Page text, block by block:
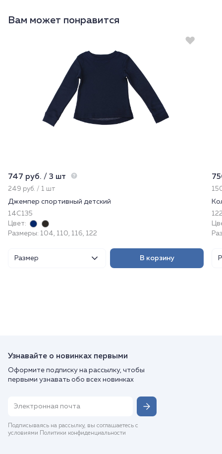
Вам может понравится
747 руб. / 3 шт
249 руб. / 1 шт
Джемпер спортивный детский
14С135
Цвет:
Размеры: 104, 110, 116, 122
Размер В корзину
Узнавайте о новинках первыми
Оформите подписку на рассылку, чтобы
первыми узнавать обо всех новинках
Подписываясь на рассылку, вы соглашаетесь с
условиями Политики конфиденциальности